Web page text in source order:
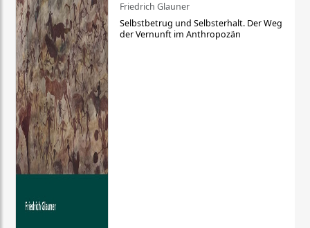
Friedrich Glauner
Selbstbetrug und Selbsterhalt. Der Weg
der Vernunft im Anthropozän